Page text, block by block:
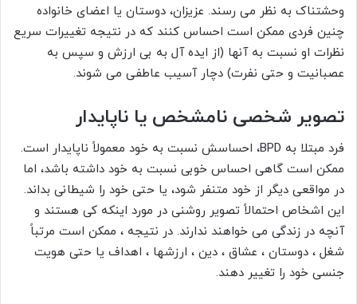
وحشتناک به نظر می رسند. عزیزان، دوستان یا اعضای خانواده
چنین فردی ممکن است احساس کنند که در نتیجه تغییرات سریع
نظرات او نسبت به آنها (از ایده آل به بی ارزش و سپس به
عصبانیت و حتی نفرت) دچار آسیب عاطفی می شوند.
تصویر شخصی نامشخص یا ناپایدار
فرد مبتلا به BPD، احساسش نسبت به خود معمولاً ناپایدار است.
ممکن است گاهی احساس خوبی نسبت به خود داشته باشد، اما
در مواقعی دیگر از خود متنفر شود، یا حتی خود را شیطانی بداند.
این اشخاص احتمالاً تصویر روشنی در مورد اینکه کی هستند و
آنچه در زندگی می خواهند ندارند. در نتیجه ، ممکن است مرتباً
شغل ، دوستان ، عشاق ، دین ، ارزشها ، اهداف یا حتی هویت
جنسی خود را تغییر دهند.